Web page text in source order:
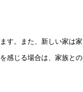
す。また、新しい家は家
感じる場合は、家族との